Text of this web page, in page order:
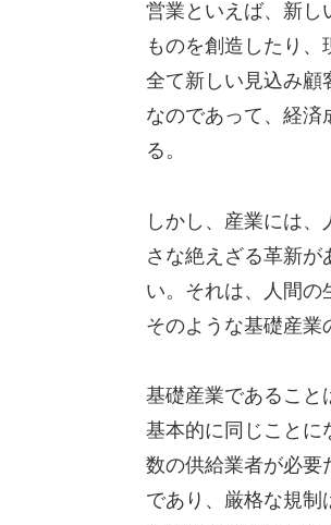
営業といえば、新し
ものを創造したり、
全て新しい見込み顧
なのであって、経済
る。
しかし、産業には
さな絶えざる革新
い。それは、人間の
そのような基礎産業
基礎産業であること
基本的に同じことに
数の供給業者が必要
であり、厳格な規制